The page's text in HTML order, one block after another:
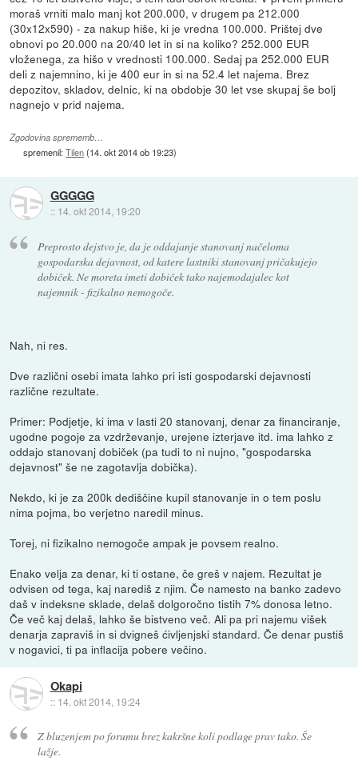
moraš vrniti malo manj kot 200.000, v drugem pa 212.000
(30x12x590) - za nakup hiše, ki je vredna 100.000. Prištej dve
obnovi po 20.000 na 20/40 let in si na koliko? 252.000 EUR
vloženega, za hišo v vrednosti 100.000. Sedaj pa 252.000 EUR
deli z najemnino, ki je 400 eur in si na 52.4 let najema. Brez
depozitov, skladov, delnic, ki na obdobje 30 let vse skupaj še bolj
nagnejo v prid najema.
Zgodovina sprememb…
spremenil:Tilen(14. okt 2014 ob 19:23)
GGGGG
:: 14. okt 2014, 19:20
Preprosto dejstvo je, da je oddajanje stanovanj načeloma
gospodarska dejavnost, od katere lastniki stanovanj pričakujejo
dobiček. Ne moreta imeti dobiček tako najemodajalec kot
najemnik - fizikalno nemogoče.
Nah, ni res.
Dve različni osebi imata lahko pri isti gospodarski dejavnosti
različne rezultate.
Primer: Podjetje, ki ima v lasti 20 stanovanj, denar za financiranje,
ugodne pogoje za vzdrževanje, urejene izterjave itd. ima lahko z
oddajo stanovanj dobiček (pa tudi to ni nujno, "gospodarska
dejavnost" še ne zagotavlja dobička).
Nekdo, ki je za 200k dediščine kupil stanovanje in o tem poslu
nima pojma, bo verjetno naredil minus.
Torej, ni fizikalno nemogoče ampak je povsem realno.
Enako velja za denar, ki ti ostane, če greš v najem. Rezultat je
odvisen od tega, kaj narediš z njim. Če namesto na banko zadevo
daš v indeksne sklade, delaš dolgoročno tistih 7% donosa letno.
Če več kaj delaš, lahko še bistveno več. Ali pa pri najemu višek
denarja zapraviš in si dvigneš ćivljenjski standard. Če denar pustiš
v nogavici, ti pa inflacija pobere večino.
Okapi
:: 14. okt 2014, 19:24
Z bluzenjem po forumu brez kakršne koli podlage prav tako. Še
lažje.